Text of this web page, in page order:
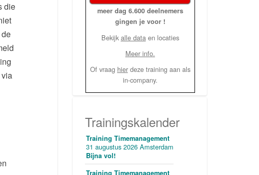
die
meer dag 6.600 deelnemers
gingen je voor !
Bekijk alle dataen locaties
Meer info.
Of vraag hierdeze training aan als
in-company.
Trainingskalender
Training Timemanagement
31 augustus 2026 Amsterdam
Bijna vol!
Training Timemanagement